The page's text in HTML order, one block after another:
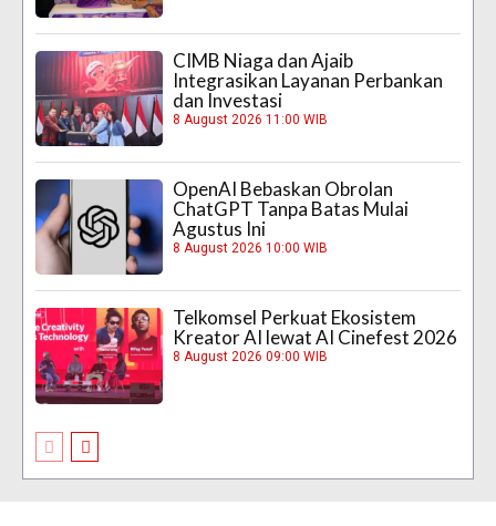
CIMB Niaga dan Ajaib
Integrasikan Layanan Perbankan
dan Investasi
8 August 2026 11:00 WIB
OpenAI Bebaskan Obrolan
ChatGPT Tanpa Batas Mulai
Agustus Ini
8 August 2026 10:00 WIB
Telkomsel Perkuat Ekosistem
Kreator AI lewat AI Cinefest 2026
8 August 2026 09:00 WIB